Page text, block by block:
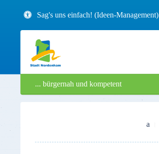
Sag's uns einfach! (Ideen-Management)
... bürgernah und kompetent
a